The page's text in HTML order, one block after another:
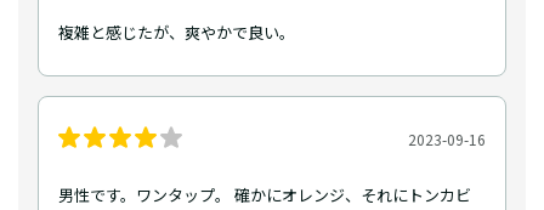
複雑と感じたが、爽やかで良い。
2023-09-16
男性です。ワンタップ。 確かにオレンジ、それにトンカビ